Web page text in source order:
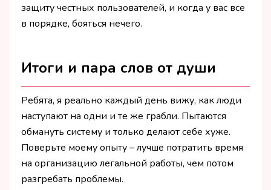
защиту честных пользователей, и когда у вас все
в порядке, бояться нечего.
Итоги и пара слов от души
Ребята, я реально каждый день вижу, как люди
наступают на одни и те же грабли. Пытаются
обмануть систему и только делают себе хуже.
Поверьте моему опыту – лучше потратить время
на организацию легальной работы, чем потом
разгребать проблемы.